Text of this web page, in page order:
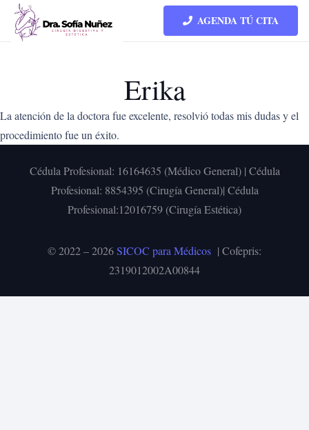
AGENDA TÚ CITA
Erika
La atención de la doctora fue excelente, resolvió todas mis dudas y el
procedimiento fue un éxito.
Cédula Profesional: 16164635 (Médico General)| Cédula
Profesional: 8854395 (Cirugía General)| Cédula
Profesional:12016759 (Cirugía Estética)
© 2022 – 2026SICOC para Médicos | Cofepris:
2319012002A00844